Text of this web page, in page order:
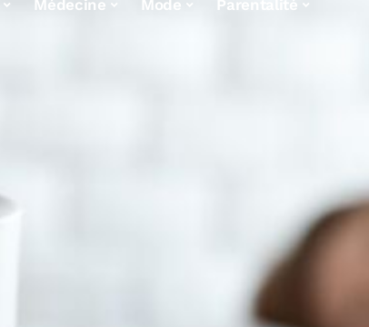
Médecine Mode Parentalité